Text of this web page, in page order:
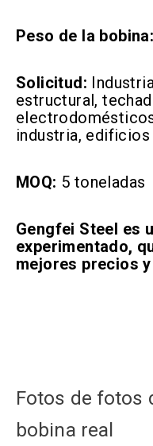
Peso de la bobina:
Solicitud:
estructural,
industria,
MOQ: 5 toneladas
Gengfei Steel es
experimentado,
mejores precios
Fotos de fotos
bobina real